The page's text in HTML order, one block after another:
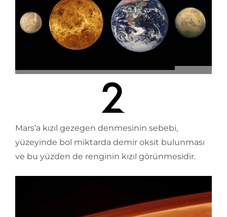
Mars’a kızıl gezegen denmesinin sebebi,
yüzeyinde bol miktarda demir oksit bulunması
ve bu yüzden de renginin kızıl görünmesidir.